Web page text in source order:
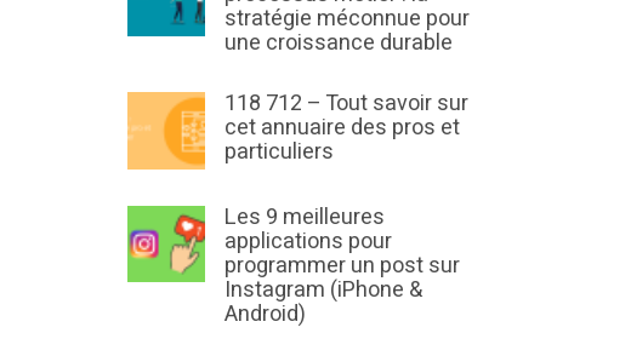
stratégie méconnue pour
une croissance durable
118 712 – Tout savoir sur
cet annuaire des pros et
particuliers
Les 9 meilleures
applications pour
programmer un post sur
Instagram (iPhone &
Android)